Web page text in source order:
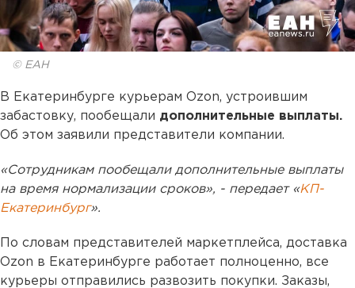
© ЕАН
В Екатеринбурге курьерам Ozon, устроившим
забастовку, пообещали дополнительные выплаты.
Об этом заявили представители компании.
«Сотрудникам пообещали дополнительные выплаты
на время нормализации сроков», - передает «КП-
Екатеринбург».
По словам представителей маркетплейса, доставка
Ozon в Екатеринбурге работает полноценно, все
курьеры отправились развозить покупки. Заказы,